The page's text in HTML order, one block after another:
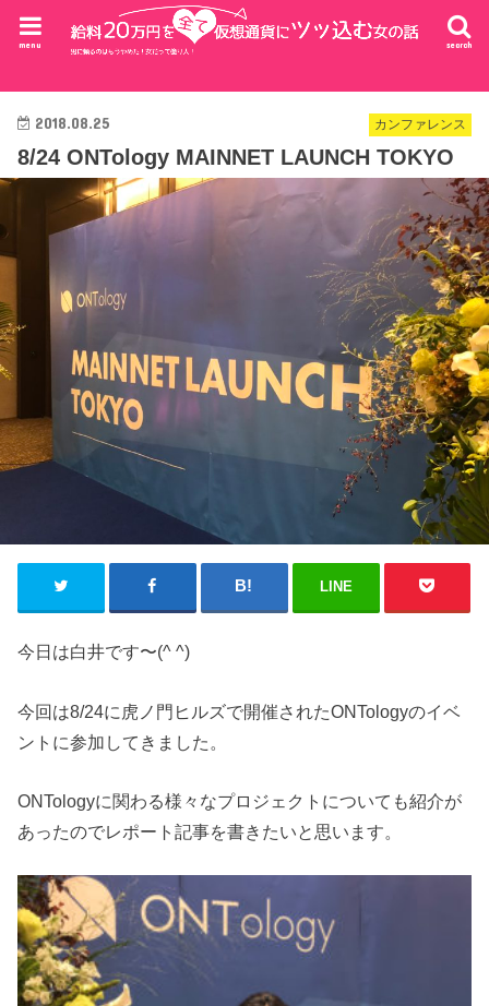
search
menu
カンファレンス
2018.08.25
8/24 ONTology MAINNET LAUNCH TOKYO
LINE
今日は白井です〜(^ ^)
今回は8/24に虎ノ門ヒルズで開催されたONTologyのイベ
ントに参加してきました。
ONTologyに関わる様々なプロジェクトについても紹介が
あったのでレポート記事を書きたいと思います。